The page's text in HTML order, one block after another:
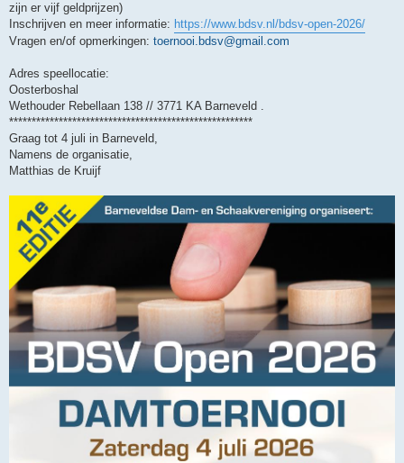
zijn er vijf geldprijzen)
Inschrijven en meer informatie: https://www.bdsv.nl/bdsv-open-2026/
Vragen en/of opmerkingen: toernooi.bdsv@gmail.com
Adres speellocatie:
Oosterboshal
Wethouder Rebellaan 138 // 3771 KA Barneveld .
******************************************************
Graag tot 4 juli in Barneveld,
Namens de organisatie,
Matthias de Kruijf